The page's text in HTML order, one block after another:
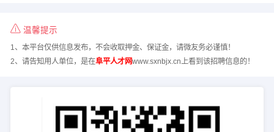
温馨提示
1、本平台仅供信息发布，不会收取押金、保证金，请微友务必谨慎！
2、请告知用人单位，是在阜平人才网www.sxnbjx.cn上看到该招聘信息的！